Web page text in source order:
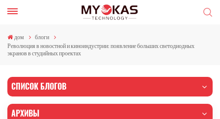
дом
блоги
Революция в новостной и киноиндустрии: появление больших светодиодных
экранов в студийных проектах
СПИСОК БЛОГОВ
АРХИВЫ